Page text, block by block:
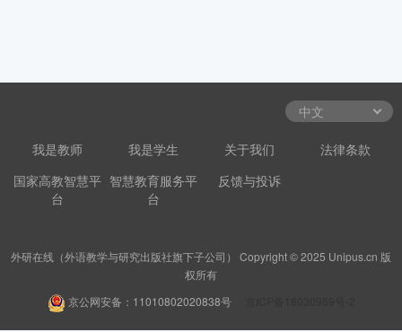
我是教师 我是学生 关于我们
法律条款
国家高教智慧平
台
智慧教育服务平
台
反馈与投诉
外研在线（外语教学与研究出版社旗下子公司） Copyright © 2025 Unipus.cn 版
权所有
京公网安备：11010802020838号